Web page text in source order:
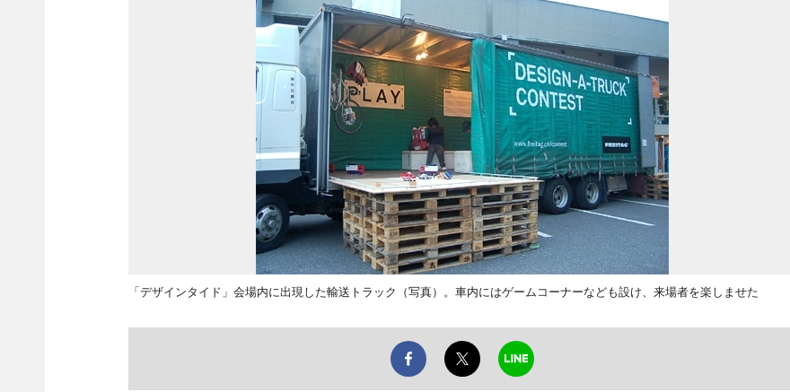
「デザインタイド」会場内に出現した輸送トラック（写真）。車内にはゲームコーナーなども設け、来場者を楽しませた